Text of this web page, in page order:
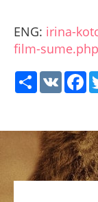
ENG: irina-
film-sume.php
ShareVK